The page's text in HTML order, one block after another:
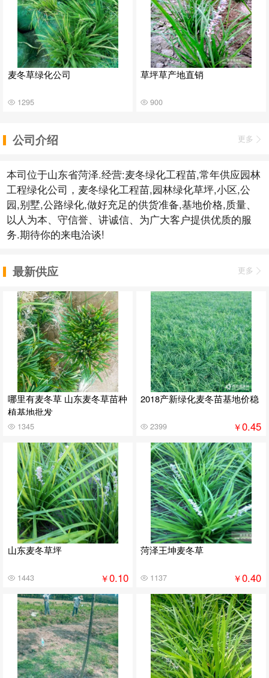
麦冬草绿化公司
1295
草坪草产地直销
900
公司介绍 更多
本司位于山东省菏泽.经营:麦冬绿化工程苗,常年供应园林
工程绿化公司，麦冬绿化工程苗,园林绿化草坪,小区,公
园,别墅,公路绿化,做好充足的供货准备,基地价格,质量、
以人为本、守信誉、讲诚信、为广大客户提供优质的服
务.期待你的来电洽谈!
最新供应 更多
哪里有麦冬草 山东麦冬草苗种
植基地批发
1345
2018产新绿化麦冬苗基地价稳
2399 ￥0.45
山东麦冬草坪
1443 ￥0.10
菏泽王坤麦冬草
1137 ￥0.40